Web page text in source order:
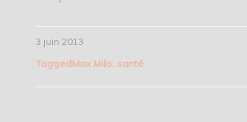
3 juin 2013
TaggedMax Milo, santé